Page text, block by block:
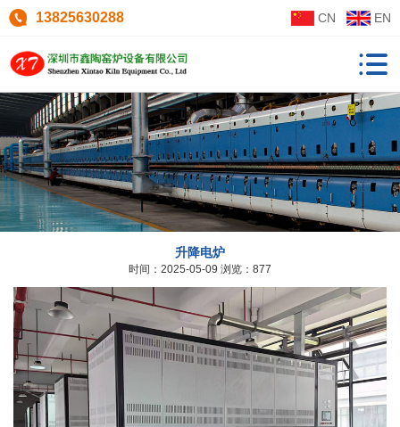
13825630288 CN EN
升降电炉
时间：2025-05-09 浏览：877